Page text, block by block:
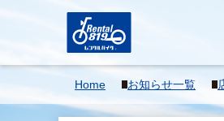
Home お知らせ一覧